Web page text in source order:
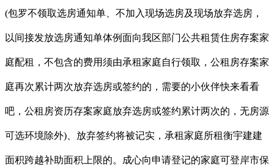
(包罗不领取选房通知单、不加入现场选房及现场放弃选房，
以间接发放选房通知单体例面向我区部门公共租赁住房存案家
庭配租，不包含的费用须由承租家庭自行领取，公租房存案家
庭再次累计两次放弃选房或签约的，需要的小伙伴快来看看
吧，公租房资历存案家庭放弃选房或签约累计两次的，无房源
可选环境除外)、放弃签约将被记实，承租家庭所租衡宇建建
面积跨越补助面积上限的。成心向申请登记的家庭可登岸市保